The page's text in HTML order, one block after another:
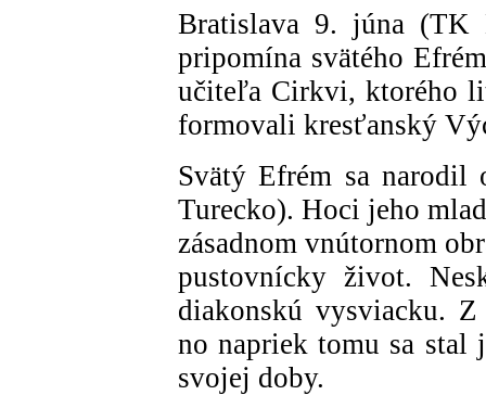
Bratislava 9. júna
pripomína svätého
učiteľa Cirkvi, ktorého
formovali kresťanský
Svätý Efrém sa narodil
Turecko). Hoci jeho
zásadnom vnútornom
pustovnícky život.
diakonskú vysviacku.
no napriek tomu sa stal
svojej doby.